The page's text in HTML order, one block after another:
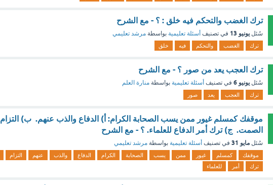
ترك الغضب والتحكم فيه خلق : ؟ - مع الشرح
سُئل يونيو 13 في تصنيف أسئلة تعليمية بواسطة مرشد تعليمي
ترك الغضب والتحكم فيه خلق
ترك العجب يعد من صور ؟ - مع الشرح
سُئل يونيو 6 في تصنيف أسئلة تعليمية بواسطة منارة العلم
ترك العجب يعد صور
موقفك كمسلم غيور ممن يسب الصحابة الكرام: أ) الدفاع والذب عنهم. ب) التزام
الصمت. ج) ترك أمر الدفاع للعلماء. ؟ - مع الشرح
سُئل مايو 31 في تصنيف أسئلة تعليمية بواسطة مرشد تعليمي
موقفك كمسلم غيور ممن يسب الصحابة الكرام الدفاع والذب عنهم التزام
ترك
أمر للعلماء